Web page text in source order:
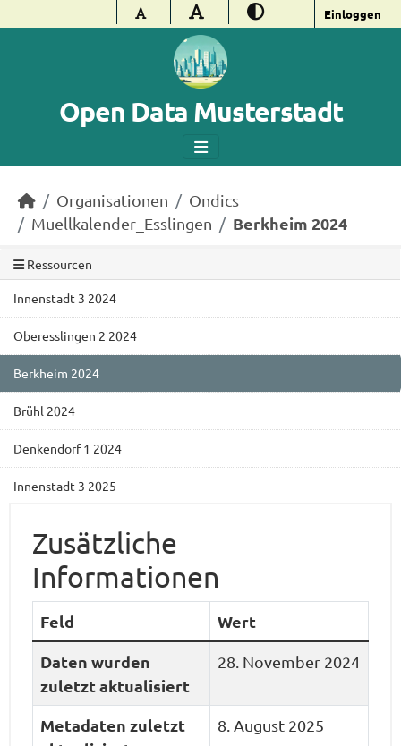
Überspringen zum Hauptinhalt Einloggen
Open Data Musterstadt
Organisationen
Ondics
Muellkalender_Esslingen
Berkheim 2024
Ressourcen
Innenstadt 3 2024
Oberesslingen 2 2024
Berkheim 2024
Brühl 2024
Denkendorf 1 2024
Innenstadt 3 2025
Zusätzliche
Informationen
Feld
Wert
Daten wurden
zuletzt aktualisiert
28. November 2024
Metadaten zuletzt
8. August 2025